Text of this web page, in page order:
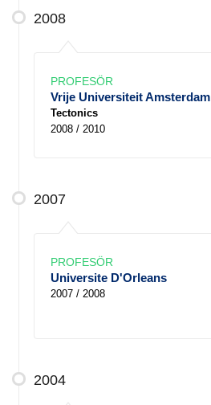
2008
PROFESÖR
Vrije Universiteit Amsterdam
Tectonics
2008 / 2010
2007
PROFESÖR
Universite D'Orleans
2007 / 2008
2004